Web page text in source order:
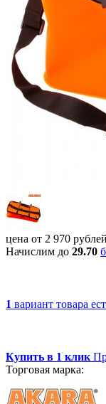
цена от 2 970 рублей
Начислим до 29.70
1 вариант товара
Купить в 1 клик
Торговая марка: